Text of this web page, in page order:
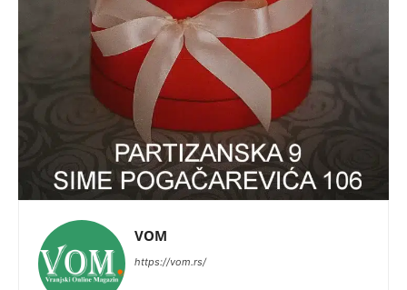
VOM
https://vom.rs/